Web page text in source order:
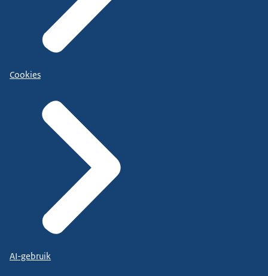
Cookies
AI-gebruik